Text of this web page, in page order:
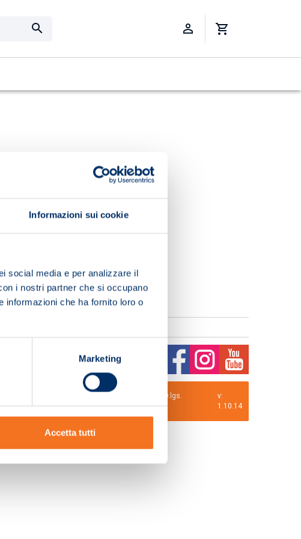
Informazioni sui cookie
social media e per analizzare il
i nostri partner che si occupano
informazioni che ha fornito loro o
Marketing
Accetta tutti
i.v. La Società adotta il Codice Etico D.lgs.
v:
1.10.14